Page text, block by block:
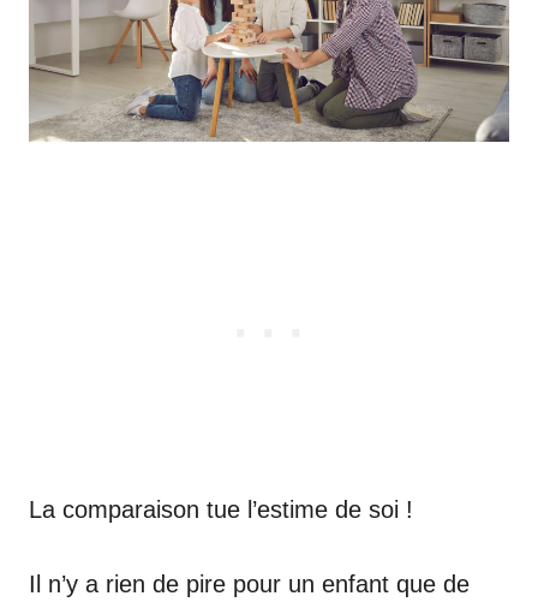
La comparaison tue l’estime de soi !
Il n’y a rien de pire pour un enfant que de